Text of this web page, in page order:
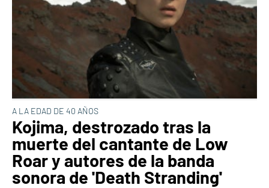
A LA EDAD DE 40 AÑOS
Kojima, destrozado tras la
muerte del cantante de Low
Roar y autores de la banda
sonora de 'Death Stranding'